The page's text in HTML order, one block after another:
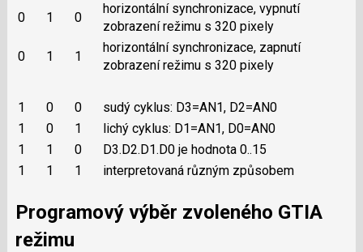
0
1 0
horizontální synchronizace, vypnutí
zobrazení režimu s 320 pixely
0
1 1
horizontální synchronizace, zapnutí
zobrazení režimu s 320 pixely
1 0 0
sudý cyklus: D3=AN1, D2=AN0
1
0 1
lichý cyklus: D1=AN1, D0=AN0
1
1 0
D3.D2.D1.D0 je hodnota 0..15
1
1 1 interpretovaná různým způsobem
Programový výběr zvoleného GTIA
režimu